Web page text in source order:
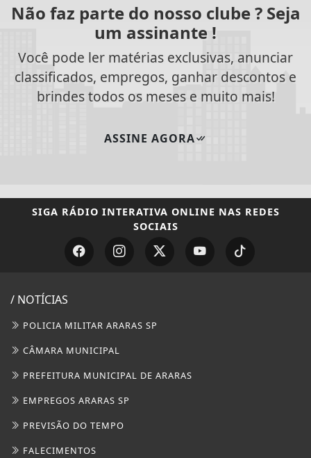
Não faz parte do nosso clube ? Seja
um assinante !
Você pode ler matérias exclusivas, anunciar
classificados, empregos, ganhar descontos e
brindes todos os meses e muito mais!
ASSINE AGORA
SIGA RÁDIO INTERATIVA ONLINE NAS REDES
SOCIAIS
/ NOTÍCIAS
POLICIA MILITAR ARARAS SP
CÂMARA MUNICIPAL
PREFEITURA MUNICIPAL DE ARARAS
EMPREGOS ARARAS SP
PREVISÃO DO TEMPO
FALECIMENTOS